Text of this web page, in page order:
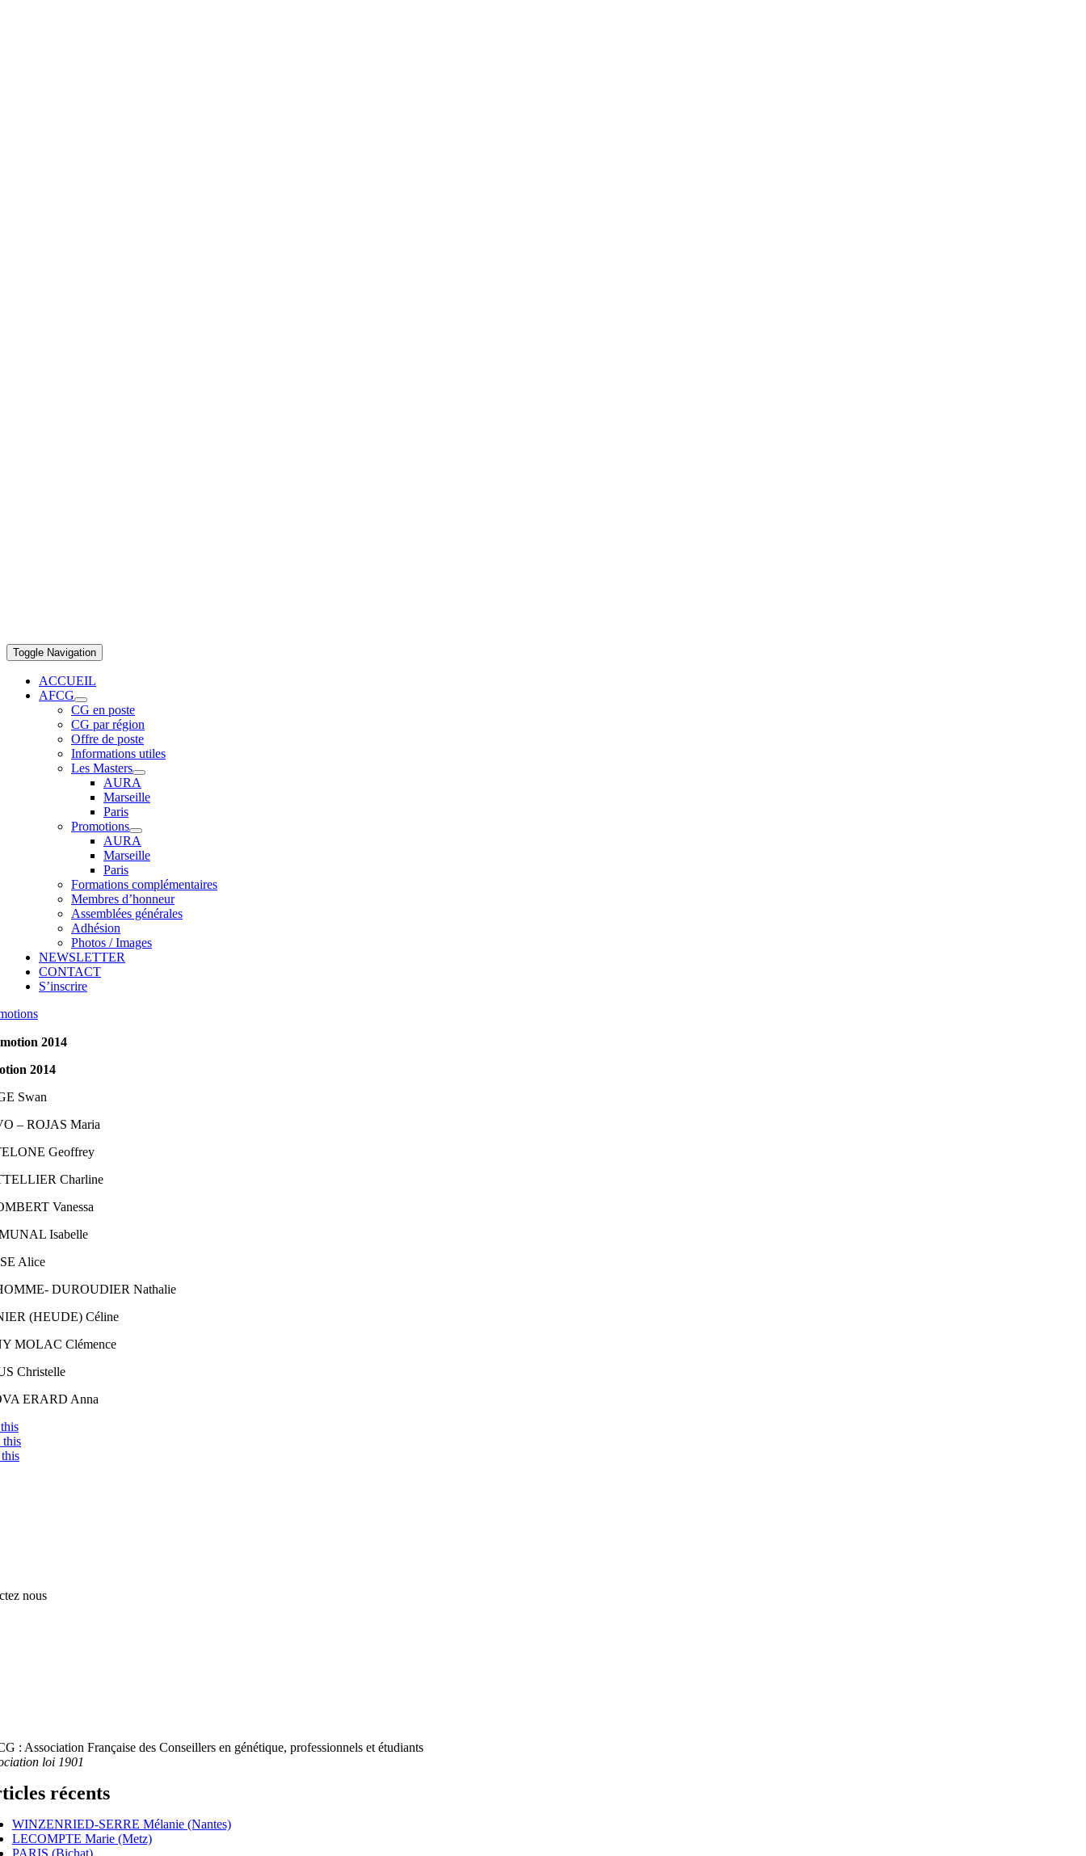
Toggle Navigation
ACCUEIL
AFCG
CG en poste
CG par région
Offre de poste
Informations utiles
Les Masters
AURA
Marseille
Paris
Promotions
AURA
Marseille
Paris
Formations complémentaires
Membres d’honneur
Assemblées générales
Adhésion
Photos / Images
NEWSLETTER
CONTACT
S’inscrire
2014
2014
Swan
– ROJAS Maria
Geoffrey
Charline
Vanessa
Isabelle
Alice
DUROUDIER Nathalie
(HEUDE) Céline
MOLAC Clémence
Christelle
ERARD Anna
this
nous
: Association Française des Conseillers en génétique, professionnels et étudiants
loi 1901
récents
WINZENRIED-SERRE Mélanie (Nantes)
LECOMPTE Marie (Metz)
PARIS (Bichat)